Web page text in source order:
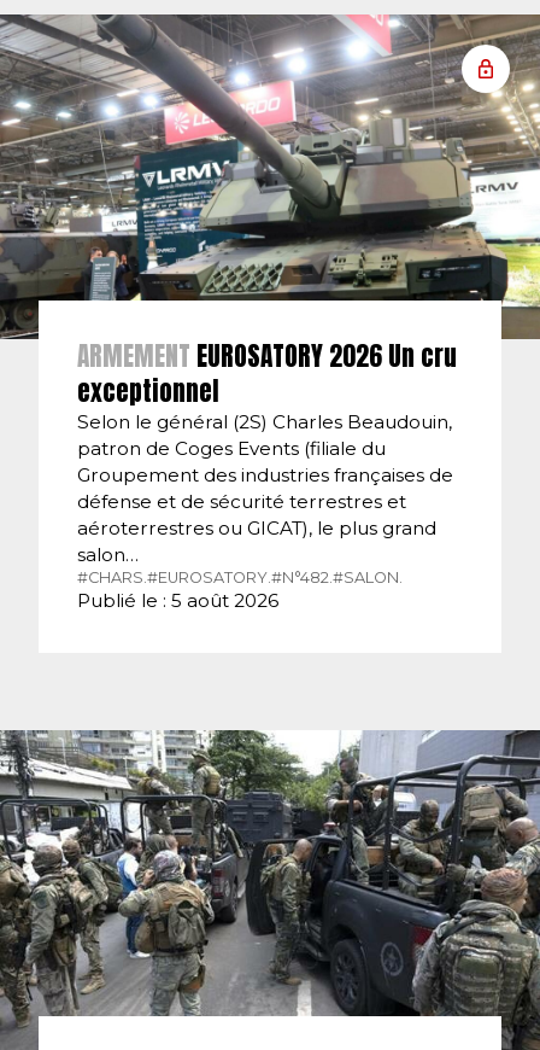
ARMEMENT EUROSATORY 2026 Un cru
exceptionnel
Selon le général (2S) Charles Beaudouin,
patron de Coges Events (filiale du
Groupement des industries françaises de
défense et de sécurité terrestres et
aéroterrestres ou GICAT), le plus grand
salon…
#CHARS.#EUROSATORY.#N°482.#SALON.
Publié le : 5 août 2026